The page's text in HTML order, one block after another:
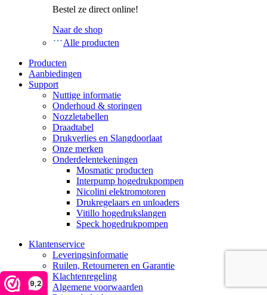
9,2
Bestel ze direct online!
Naar de shop
Alle producten
Producten
Aanbiedingen
Support
Nuttige informatie
Onderhoud & storingen
Nozzletabellen
Draadtabel
Drukverlies en Slangdoorlaat
Onze merken
Onderdelentekeningen
Mosmatic producten
Interpump hogedrukpompen
Nicolini elektromotoren
Drukregelaars en unloaders
Vitillo hogedrukslangen
Speck hogedrukpompen
Klantenservice
Leveringsinformatie
Ruilen, Retourneren en Garantie
Klachtenregeling
Algemene voorwaarden